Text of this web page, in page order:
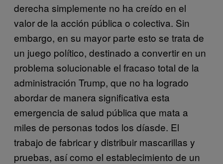
derecha simplemente no ha creído en el
valor de la acción pública o colectiva. Sin
embargo, en su mayor parte esto se trata de
un juego político, destinado a convertir en un
problema solucionable el fracaso total de la
administración Trump, que no ha logrado
abordar de manera significativa esta
emergencia de salud pública que mata a
miles de personas todos los díasde. El
trabajo de fabricar y distribuir mascarillas y
pruebas, así como el establecimiento de un